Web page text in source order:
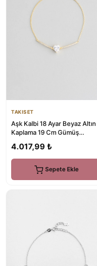
TAKISET
Aşk Kalbi 18 Ayar Beyaz Altın
Kaplama 19 Cm Gümüş
4.017,99 ₺
Sepete Ekle